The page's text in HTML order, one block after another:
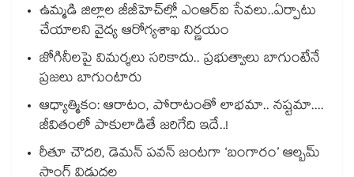
ఉమ్మడి జిల్లాల జీజీహెచ్‌‌ల్లో ఎంఆర్ఐ సేవలు..ఏర్పాటు
చేయాలని వైద్య ఆరోగ్యశాఖ నిర్ణయం
జోగినీలపై విమర్శలు సరికాదు.. ప్రభుత్వాలు బాగుంటేనే
ప్రజలు బాగుంటారు
ఆధ్యాత్మికం: ఆరాటం, పోరాటంతో లాభమా.. నష్టమా....
జీవితంలో పాకులాడితే జరిగేది ఇదే..!
రీతూ చౌదరి, డెమన్ పవన్ జంటగా ‘బంగారం’ ఆల్బమ్